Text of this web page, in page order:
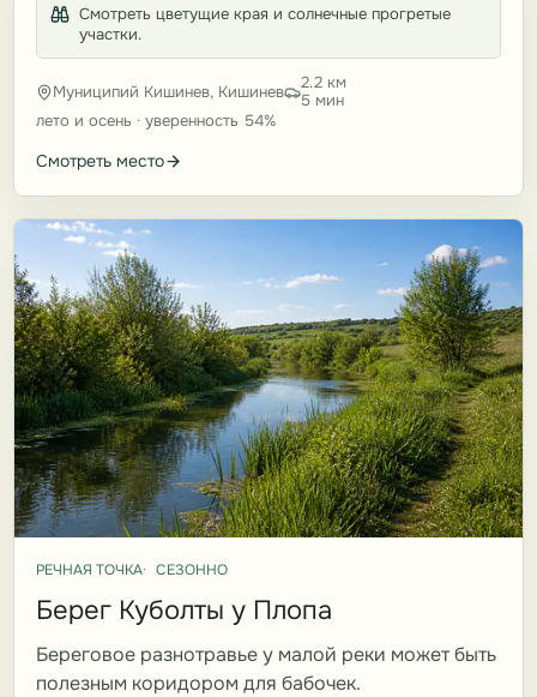
Смотреть цветущие края и солнечные прогретые
участки.
Муниципий Кишинев, Кишинев
2.2 км
5 мин
лето и осень · уверенность 54%
Смотреть место
РЕЧНАЯ ТОЧКА СЕЗОННО
Берег Куболты у Плопа
Береговое разнотравье у малой реки может быть
полезным коридором для бабочек.